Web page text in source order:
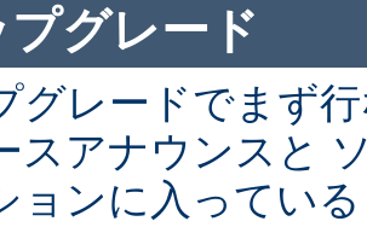
プグレード
グレードでまず
スアナウンスと
ョンに入ってい